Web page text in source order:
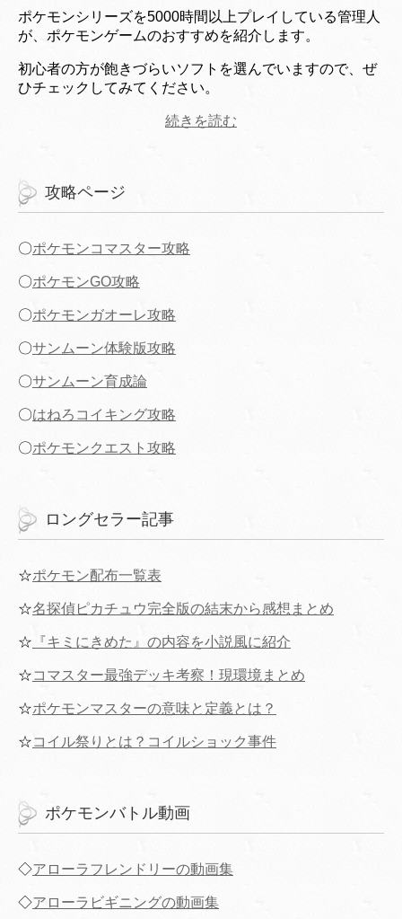
ポケモンシリーズを5000時間以上プレイしている管理人
が、ポケモンゲームのおすすめを紹介します。
初心者の方が飽きづらいソフトを選んでいますので、ぜ
ひチェックしてみてください。
続きを読む
攻略ページ
〇ポケモンコマスター攻略
〇ポケモンGO攻略
〇ポケモンガオーレ攻略
〇サンムーン体験版攻略
〇サンムーン育成論
〇はねろコイキング攻略
〇ポケモンクエスト攻略
ロングセラー記事
☆ポケモン配布一覧表
☆名探偵ピカチュウ完全版の結末から感想まとめ
☆ 『キミにきめた』の内容を小説風に紹介
☆コマスター最強デッキ考察！現環境まとめ
☆ポケモンマスターの意味と定義とは？
☆コイル祭りとは？コイルショック事件
ポケモンバトル動画
◇アローラフレンドリーの動画集
◇アローラビギニングの動画集